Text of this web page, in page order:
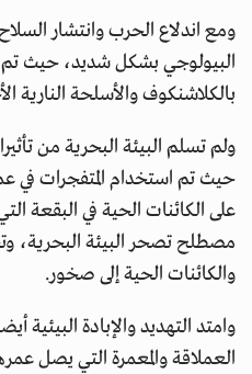
ومع اندلاع الحرب وانتشار السلاح
البيولوجي بشكل شديد، حيث تم
بالكلاشنكوف والأسلحة النارية
ولم تسلم البيئة البحرية من
حيث تم استخدام المتفجرات في
على الكائنات الحية في البقعة
مصطلح تصحر البيئة البحرية،
والكائنات الحية إلى صخور.
وامتد التهديد والإبادة البيئية